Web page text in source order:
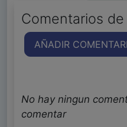
Comentarios
AÑADIR
No hay ningun
comentar